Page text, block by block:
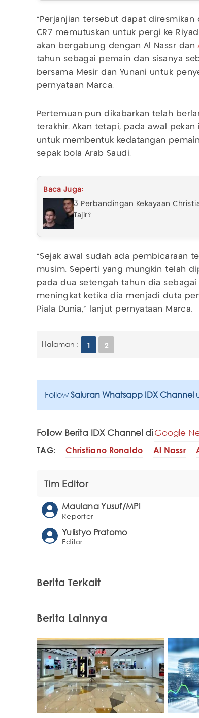
“Perjanjian tersebut dapat
CR7 memutuskan untuk pergi ke
akan bergabung dengan Al Nassr dan
tahun sebagai pemain dan sisanya
bersama Mesir dan Yunani untuk
pernyataan Marca.
Pertemuan pun dikabarkan telah
terakhir. Akan tetapi, pada awal pekan
untuk membentuk kedatangan
sepak bola Arab Saudi.
Baca Juga:
3 Perbandingan Kekayaan
Tajir?
“Sejak awal sudah ada pembicaraan
musim. Seperti yang mungkin telah
pada dua setengah tahun dia
meningkat ketika dia menjadi duta
Piala Dunia,” lanjut pernyataan Marca.
Halaman : 1 2
Follow Saluran Whatsapp IDX Channel
Follow Berita IDX Channel diGoogle
TAG: Christiano Ronaldo Al Nassr
Tim Editor
Maulana Yusuf/MPI
Reporter
Yulistyo Pratomo
Editor
Berita Terkait
Berita Lainnya